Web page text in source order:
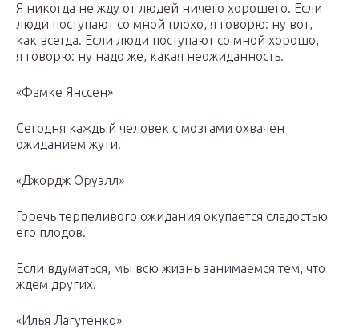
Я никогда не жду от людей ничего хорошего. Если
люди поступают со мной плохо, я говорю: ну вот,
как всегда. Если люди поступают со мной хорошо,
я говорю: ну надо же, какая неожиданность.
«Фамке Янссен»
Сегодня каждый человек с мозгами охвачен
ожиданием жути.
«Джордж Оруэлл»
Горечь терпеливого ожидания окупается сладостью
его плодов.
Если вдуматься, мы всю жизнь занимаемся тем, что
ждем других.
«Илья Лагутенко»